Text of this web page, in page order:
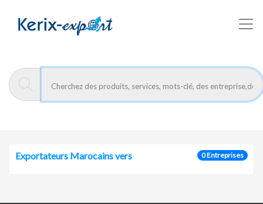
Exportateurs Marocains vers 0 Entreprises